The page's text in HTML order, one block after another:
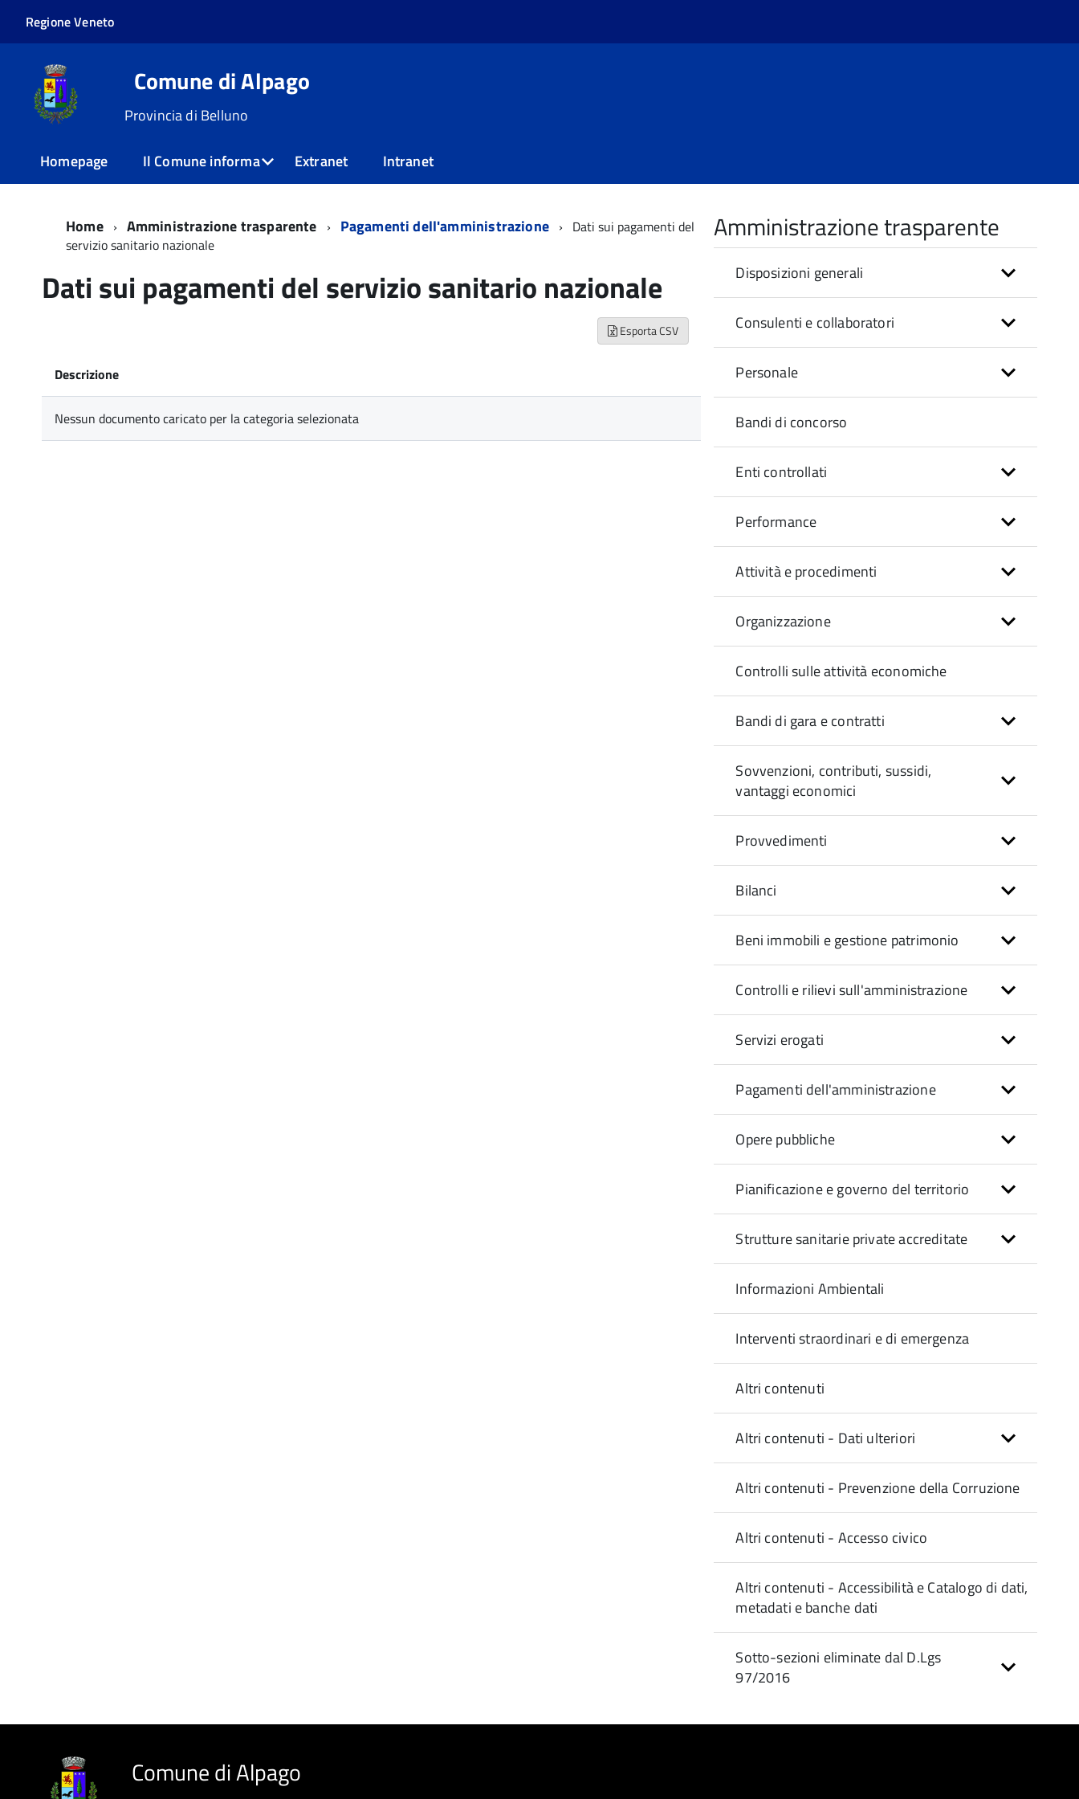
Regione Veneto
Comune di Alpago
Provincia di Belluno
Homepage Il Comune informa Extranet Intranet
Home Amministrazione trasparente Pagamenti dell'amministrazione
Dati sui pagamenti del
servizio sanitario nazionale
Dati sui pagamenti del servizio sanitario nazionale
Esporta CSV
Descrizione
Nessun documento caricato per la categoria selezionata
Amministrazione trasparente
Disposizioni generali
Consulenti e collaboratori
Personale
Bandi di concorso
Enti controllati
Performance
Attività e procedimenti
Organizzazione
Controlli sulle attività economiche
Bandi di gara e contratti
Sovvenzioni, contributi, sussidi,
vantaggi economici
Provvedimenti
Bilanci
Beni immobili e gestione patrimonio
Controlli e rilievi sull'amministrazione
Servizi erogati
Pagamenti dell'amministrazione
Opere pubbliche
Pianificazione e governo del territorio
Strutture sanitarie private accreditate
Informazioni Ambientali
Interventi straordinari e di emergenza
Altri contenuti
Altri contenuti - Dati ulteriori
Altri contenuti - Prevenzione della Corruzione
Altri contenuti - Accesso civico
Altri contenuti - Accessibilità e Catalogo di dati,
metadati e banche dati
Sotto-sezioni eliminate dal D.Lgs
97/2016
Comune di Alpago